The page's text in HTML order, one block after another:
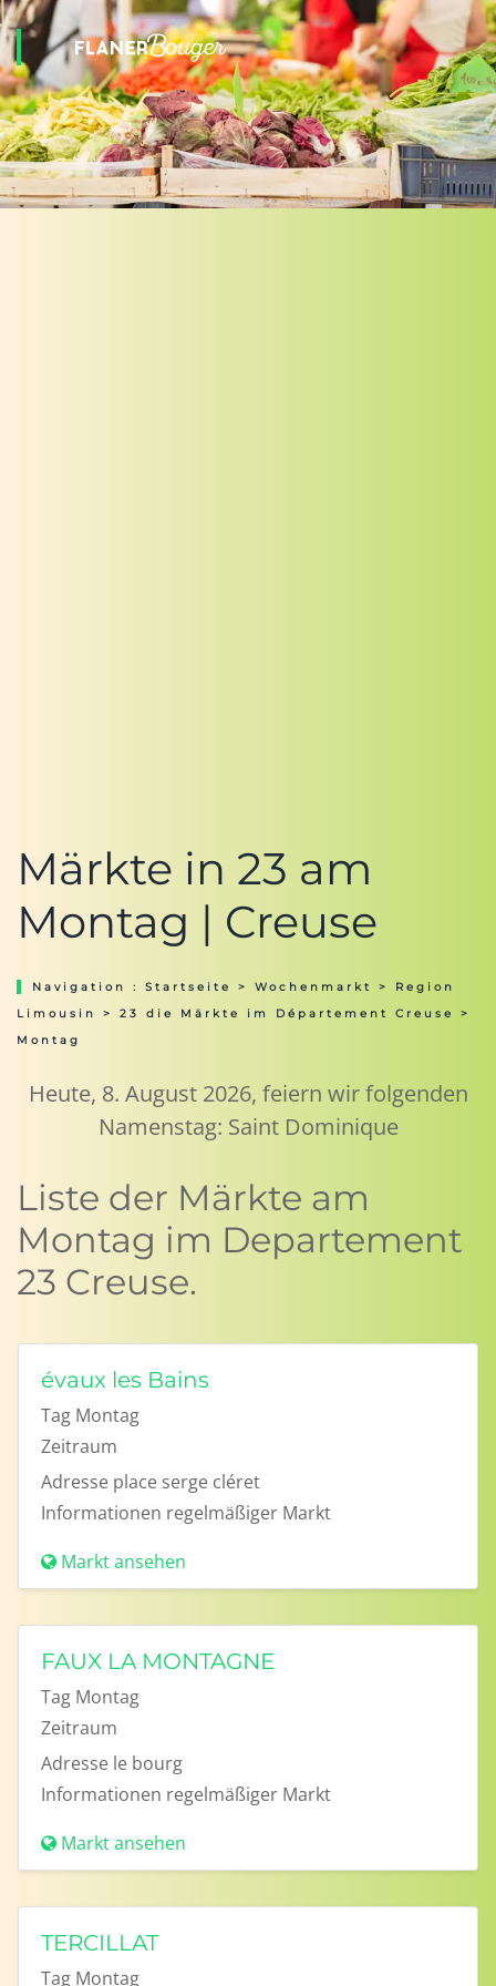
Märkte in 23 am
Montag | Creuse
Navigation : Startseite > Wochenmarkt > Region
Limousin
> 23 die Märkte im Département Creuse
>
Montag
Heute, 8. August 2026, feiern wir folgenden
Namenstag: Saint Dominique
Liste der Märkte am
Montag im Departement
23 Creuse.
évaux les Bains
Tag Montag
Zeitraum
Adresse place serge cléret
Informationen regelmäßiger Markt
Markt ansehen
FAUX LA MONTAGNE
Tag Montag
Zeitraum
Adresse le bourg
Informationen regelmäßiger Markt
Markt ansehen
TERCILLAT
Tag Montag